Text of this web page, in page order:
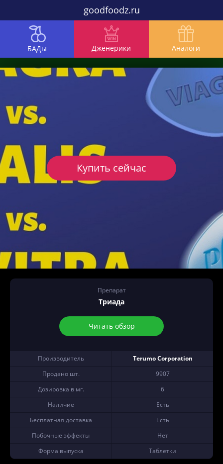
goodfoodz.ru
БАДы Дженерики Аналоги
Препарат
Триада
Читать обзор
Производитель
Terumo Corporation
Продано шт.
9907
Дозировка в мг.
6
Наличие
Есть
Бесплатная доставка
Есть
Побочные эффекты
Нет
Форма выпуска
Таблетки
Купить сейчас